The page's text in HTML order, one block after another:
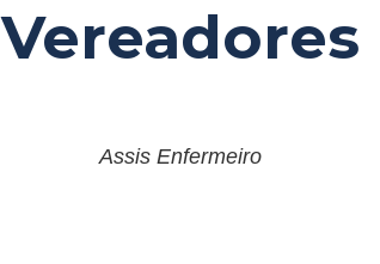
Vereadores
Assis Enfermeiro